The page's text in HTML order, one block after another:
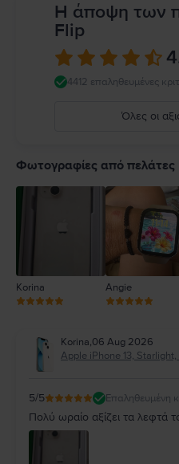
Η άποψη των
Flip
4412 επαληθευμένες
Όλες οι
4
2
1
Φωτογραφίες από πελάτες
Korina Angie
Korina,06 Aug 2026
Apple iPhone 13, Starlight,
5/5 Επαληθευμένη
Πολύ ωραίο αξίζει τα λεφτά